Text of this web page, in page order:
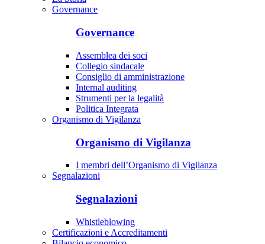
Governance
Governance
Assemblea dei soci
Collegio sindacale
Consiglio di amministrazione
Internal auditing
Strumenti per la legalità
Politica Integrata
Organismo di Vigilanza
Organismo di Vigilanza
I membri dell’Organismo di Vigilanza
Segnalazioni
Segnalazioni
Whistleblowing
Certificazioni e Accreditamenti